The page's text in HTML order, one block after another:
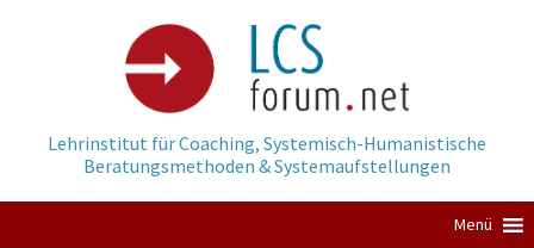
Lehrinstitut für Coaching, Systemisch-Humanistische
Beratungsmethoden & Systemaufstellungen
Menü